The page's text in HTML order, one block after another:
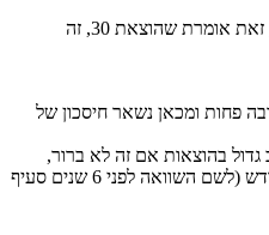
גם לפני זה כתבת שחסכת 10, זאת אומרת שהוצאת 30, זה
פחות ומכאן נשאר חיסכון של
גדול בהוצאות אם זה לא ברור,
שכ"ד + ועד + ארנונה 10 אש"ח בחודש (לשם השוואה לפני 6 שנים סעיף